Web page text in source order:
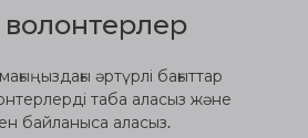
волонтерлер
әртүрлі бағыттар
таба аласыз және
байланыса аласыз.